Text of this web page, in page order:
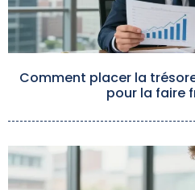
Comment placer la
pour la faire